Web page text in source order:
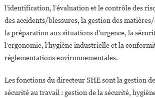
l’identification, l’évaluation et le contrôle des
des accidents/blessures, la gestion des
la préparation aux situations d’urgence, la
l’ergonomie, l’hygiène industrielle et la
réglementations environnementales.
Les fonctions du directeur SHE sont la gestion
sécurité au travail : gestion de la sécurité,